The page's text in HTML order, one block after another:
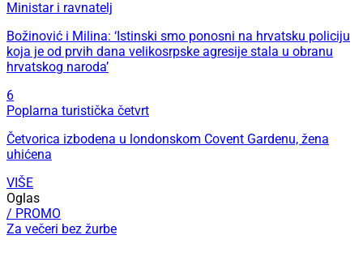
Ministar i ravnatelj
Božinović i Milina: ‘Istinski smo ponosni na hrvatsku policiju
koja je od prvih dana velikosrpske agresije stala u obranu
hrvatskog naroda’
6
Poplarna turistička četvrt
Četvorica izbodena u londonskom Covent Gardenu, žena
uhićena
VIŠE
Oglas
/ PROMO
Za večeri bez žurbe